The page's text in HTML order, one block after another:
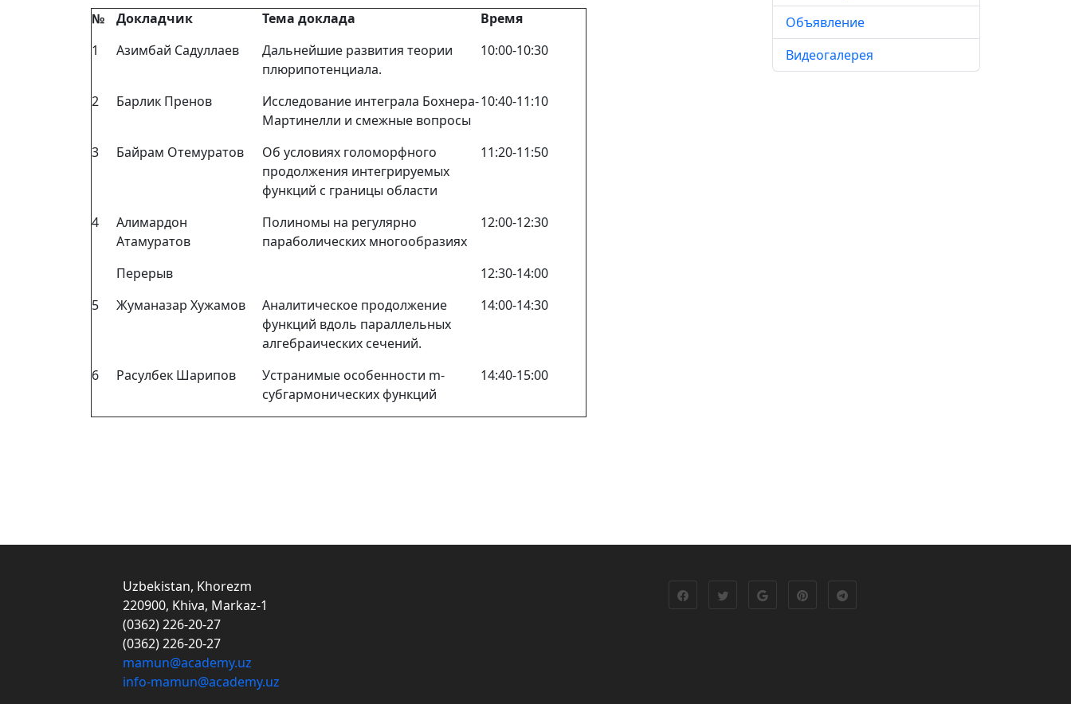
№
Докладчик Тема доклада
Время
1
Азимбай Садуллаев
Дальнейшие развития теории
плюрипотенциала.
10:00-10:30
2 Барлик Пренов
Исследование интеграла Бохнера-
Мартинелли и смежные вопросы
10:40-11:10
3 Байрам Отемуратов
Об условиях голоморфного
продолжения интегрируемых
функций с границы области
11:20-11:50
4
Алимардон
Атамуратов
Полиномы на регулярно
параболических многообразиях
12:00-12:30
Перерыв
12:30-14:00
5
Жуманазар Хужамов
Аналитическое продолжение
функций вдоль параллельных
алгебраических сечений.
14:00-14:30
6 Расулбек Шарипов Устранимые особенности m-
субгармонических функций
14:40-15:00
Объявление
Видеогалерея
Uzbekistan, Khorezm
220900, Khiva, Markaz-1
(0362) 226-20-27
(0362) 226-20-27
mamun@academy.uz
info-mamun@academy.uz